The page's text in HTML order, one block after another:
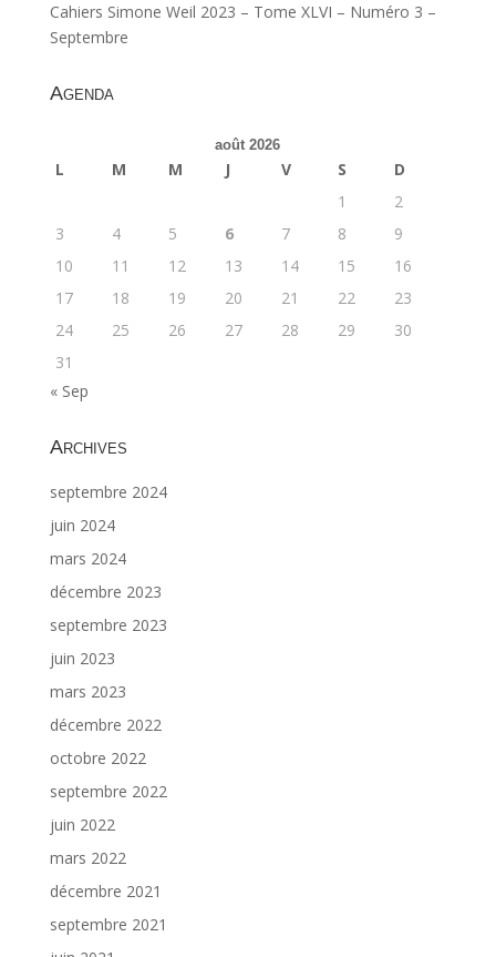
Cahiers Simone Weil 2023 – Tome XLVI – Numéro 3 –
Septembre
Agenda
août 2026
L M M J V S
D
1
2
3
4 5 6 7 8
9
10
11 12 13 14 15
16
17
18 19 20 21 22
23
24
25 26 27 28 29
30
31
« Sep
Archives
septembre 2024
juin 2024
mars 2024
décembre 2023
septembre 2023
juin 2023
mars 2023
décembre 2022
octobre 2022
septembre 2022
juin 2022
mars 2022
décembre 2021
septembre 2021